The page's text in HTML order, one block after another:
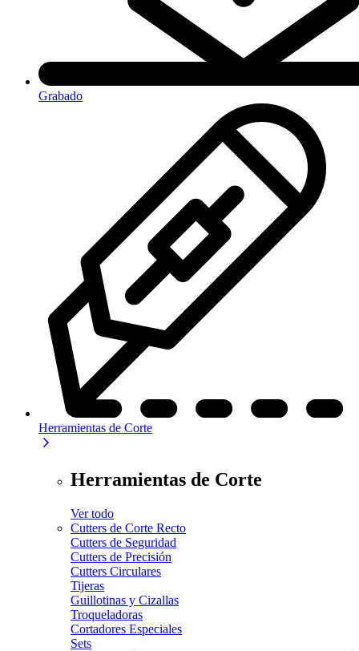
Grabado
Herramientas de Corte
Herramientas de Corte
Ver todo
Cutters de Corte Recto
Cutters de Seguridad
Cutters de Precisión
Cutters Circulares
Tijeras
Guillotinas y Cizallas
Troqueladoras
Cortadores Especiales
Sets